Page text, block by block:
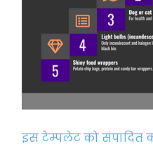
इस टेम्पलेट को संपादित